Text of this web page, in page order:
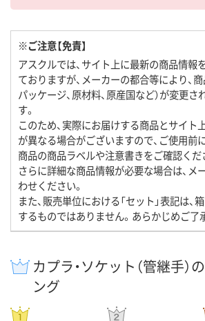
※ご注意【免責】
アスクルでは、サイト上に最新の商品情報
ておりますが、メーカーの都合等により、商
パッケージ、原材料、原産国など）が変更
す。
このため、実際にお届けする商品とサイト
が異なる場合がございますので、ご使用前
商品の商品ラベルや注意書きをご確認くだ
さらに詳細な商品情報が必要な場合は、メ
わせください。
また、販売単位における「セット」表記は
するものではありません。あらかじめご了
カプラ・ソケット（管継手）
ング